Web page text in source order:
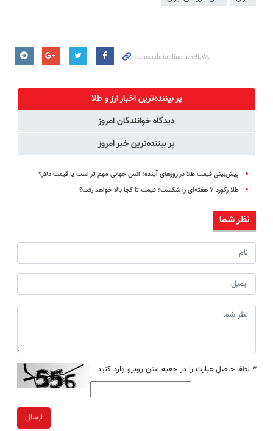
پر بیننده‌ترین اخبار ارز و طلا
دیدگاه خوانندگان امروز
پر بیننده‌ترین خبر امروز
پیش‌بینی قیمت طلا در روزهای آینده؛ انس جهانی مهم تر است یا قیمت دلار؟
طلا رکورد ۷ هفته‌ای را شکست؛ قیمت تا کجا بالا خواهد رفت؟
نظر شما
* لطفا حاصل عبارت را در جعبه متن روبرو وارد کنید
ارسال